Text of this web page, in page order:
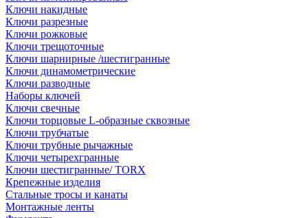
Ключи накидные
Ключи разрезные
Ключи рожковые
Ключи трещоточные
Ключи шарнирные /шестигранные
Ключи динамометрические
Ключи разводные
Наборы ключей
Ключи свечные
Ключи торцовые L-образные сквозные
Ключи трубчатые
Ключи трубные рычажные
Ключи четырехгранные
Ключи шестигранные/ TORX
Крепежные изделия
Стальные тросы и канаты
Монтажные ленты